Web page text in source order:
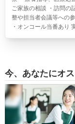
ご家族の相談 ・訪問の
整や担当者会議等への
・オンコール当番あり
今、あなたにオ